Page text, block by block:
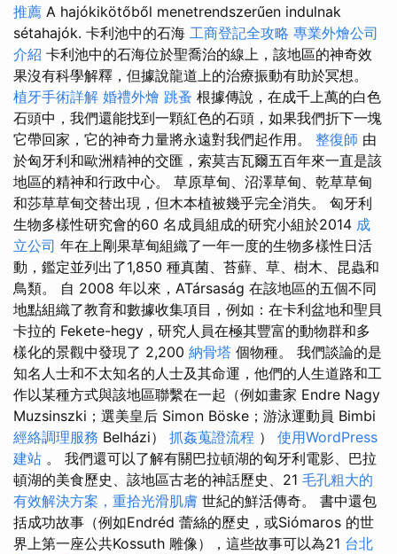
推薦 A hajókikötőből me­netrendszerűen indulnak
sétahajók. 卡利池中的石海 工商登記全攻略 專業外燴公司
介紹 卡利池中的石海位於聖喬治的線上，該地區的神奇效
果沒有科學解釋，但據說龍道上的治療振動有助於冥想。
植牙手術詳解 婚禮外燴 跳蚤 根據傳說，在成千上萬的白色
石頭中，我們還能找到一顆紅色的石頭，如果我們折下一塊
它帶回家，它的神奇力量將永遠對我們起作用。 整復師 由
於匈牙利和歐洲精神的交匯，索莫吉瓦爾五百年來一直是該
地區的精神和行政中心。 草原草甸、沼澤草甸、乾草草甸
和莎草草甸交替出現，但木本植被幾乎完全消失。 匈牙利
生物多樣性研究會的60 名成員組成的研究小組於2014 成
立公司 年在上剛果草甸組織了一年一度的生物多樣性日活
動，鑑定並列出了1,850 種真菌、苔蘚、草、樹木、昆蟲和
鳥類。 自 2008 年以來，ATársaság 在該地區的五個不同
地點組織了教育和數據收集項目，例如：在卡利盆地和聖貝
卡拉的 Fekete-hegy，研究人員在極其豐富的動物群和多
樣化的景觀中發現了 2,200 納骨塔 個物種。 我們談論的是
知名人士和不太知名的人士及其命運，他們的人生道路和工
作以某種方式與該地區聯繫在一起（例如畫家 Endre Nagy
Muzsinszki；選美皇后 Simon Böske；游泳運動員 Bimbi
經絡調理服務 Belházi） 抓姦蒐證流程 ） 使用WordPress
建站 。 我們還可以了解有關巴拉頓湖的匈牙利電影、巴拉
頓湖的美食歷史、該地區古老的神話歷史、21 毛孔粗大的
有效解決方案，重拾光滑肌膚 世紀的鮮活傳奇。 書中還包
括成功故事（例如Endréd 蕾絲的歷史，或Siómaros 的世
界上第一座公共Kossuth 雕像），這些故事可以為21 台北